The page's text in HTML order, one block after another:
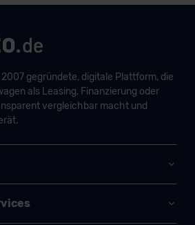
gegründete, digitale Plattform, die
als Leasing, Finanzierung oder
vergleichbar macht und